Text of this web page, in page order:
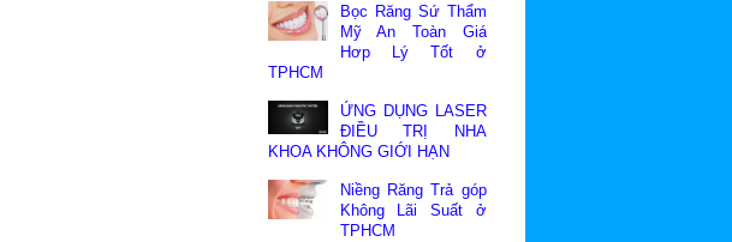
Bọc Răng Sứ Thẩm
Mỹ An Toàn Giá
Hơp Lý Tốt ở
TPHCM
ỨNG DỤNG LASER
ĐIỀU TRỊ NHA
KHOA KHÔNG GIỚI HẠN
Niềng Răng Trả góp
Không Lãi Suất ở
TPHCM